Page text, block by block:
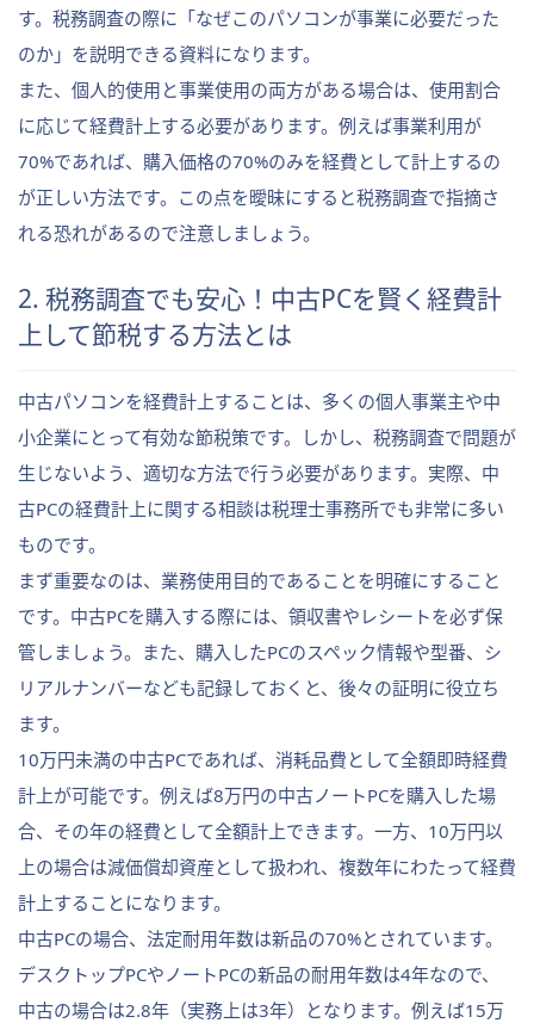
す。税務調査の際に「なぜこのパソコンが事業に必要だった
のか」を説明できる資料になります。
また、個人的使用と事業使用の両方がある場合は、使用割合
に応じて経費計上する必要があります。例えば事業利用が
70%であれば、購入価格の70%のみを経費として計上するの
が正しい方法です。この点を曖昧にすると税務調査で指摘さ
れる恐れがあるので注意しましょう。
2. 税務調査でも安心！中古PCを賢く経費計
上して節税する方法とは
中古パソコンを経費計上することは、多くの個人事業主や中
小企業にとって有効な節税策です。しかし、税務調査で問題が
生じないよう、適切な方法で行う必要があります。実際、中
古PCの経費計上に関する相談は税理士事務所でも非常に多い
ものです。
まず重要なのは、業務使用目的であることを明確にすること
です。中古PCを購入する際には、領収書やレシートを必ず保
管しましょう。また、購入したPCのスペック情報や型番、シ
リアルナンバーなども記録しておくと、後々の証明に役立ち
ます。
10万円未満の中古PCであれば、消耗品費として全額即時経費
計上が可能です。例えば8万円の中古ノートPCを購入した場
合、その年の経費として全額計上できます。一方、10万円以
上の場合は減価償却資産として扱われ、複数年にわたって経費
計上することになります。
中古PCの場合、法定耐用年数は新品の70%とされています。
デスクトップPCやノートPCの新品の耐用年数は4年なので、
中古の場合は2.8年（実務上は3年）となります。例えば15万